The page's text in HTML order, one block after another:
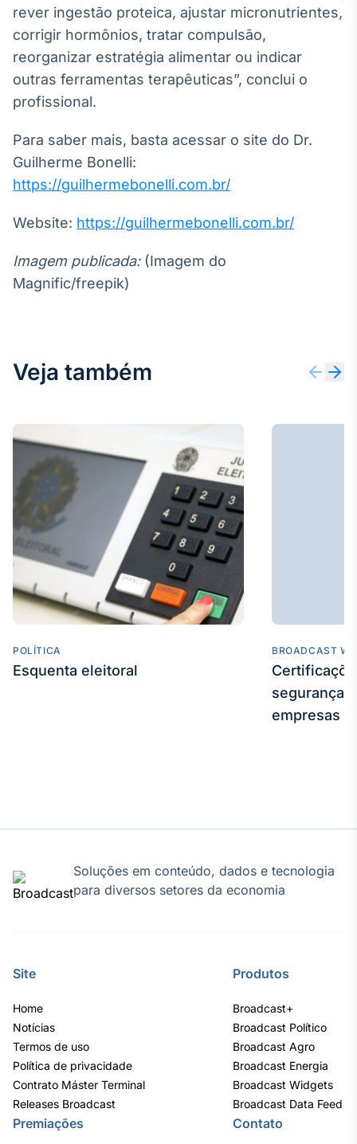
rever ingestão proteica, ajustar micronutrientes,
corrigir hormônios, tratar compulsão,
reorganizar estratégia alimentar ou indicar
outras ferramentas terapêuticas”, conclui o
profissional.
Para saber mais, basta acessar o site do Dr.
Guilherme Bonelli:
https://guilhermebonelli.com.br/
Website: https://guilhermebonelli.com.br/
Imagem publicada:(Imagem do
Magnific/freepik)
Veja também
POLÍTICA
Esquenta eleitoral
BROADCAST
segurança
empresas
Soluções em conteúdo, dados e tecnologia
para diversos setores da economia
Site
Home
Notícias
Termos de uso
Política de privacidade
Contrato Máster Terminal
Releases Broadcast
Produtos
Broadcast+
Broadcast Político
Broadcast Agro
Broadcast Energia
Broadcast Widgets
Broadcast Data Feed
Premiações Contato